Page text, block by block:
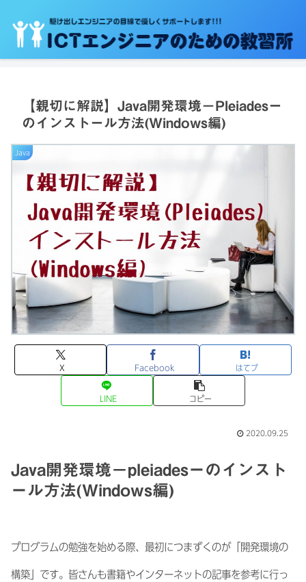
【親切に解説】Java開発環境－Pleiadesー
のインストール方法(Windows編)
Java
X Facebook はてブ
LINE コピー
2020.09.25
Java開発環境－pleiadesーのインスト
ール方法(Windows編)
プログラムの勉強を始める際、最初につまずくのが「開発環境の
構築」です。皆さんも書籍やインターネットの記事を参考に行っ